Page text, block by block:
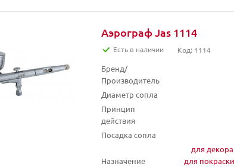
Аэрограф Jas 1114
Есть в наличии Код: 1114
Бренд/
Производитель
Диаметр сопла
Принцип
действия
Посадка сопла
Назначение
для декора
для